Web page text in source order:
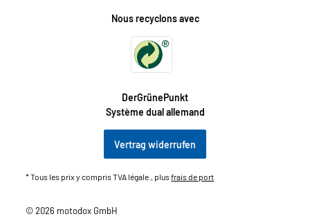
Nous recyclons avec
DerGrünePunkt
Système dual allemand
Vertrag widerrufen
* Tous les prix y compris TVA légale., plusfrais de port
© 2026 motodox GmbH